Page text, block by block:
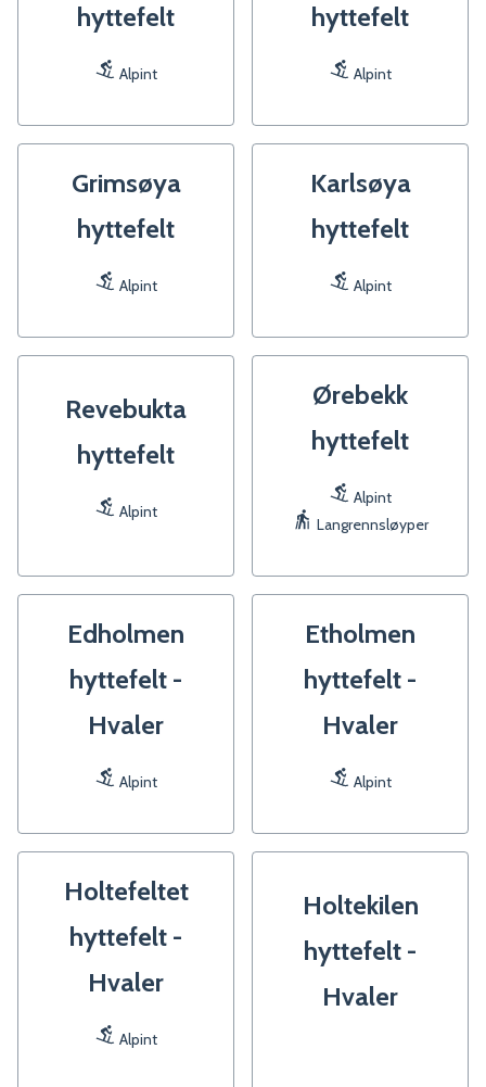
hyttefelt
Alpint
hyttefelt
Alpint
Grimsøya
hyttefelt
Alpint
Karlsøya
hyttefelt
Alpint
Revebukta
hyttefelt
Alpint
Ørebekk
hyttefelt
Alpint
Langrennsløyper
Edholmen
hyttefelt -
Hvaler
Alpint
Etholmen
hyttefelt -
Hvaler
Alpint
Holtefeltet
hyttefelt -
Hvaler
Alpint
Holtekilen
hyttefelt -
Hvaler